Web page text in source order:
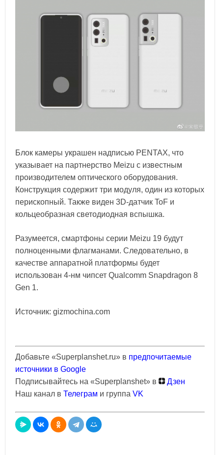
Блок камеры украшен надписью PENTAX, что
указывает на партнерство Meizu с известным
производителем оптического оборудования.
Конструкция содержит три модуля, один из которых
перископный. Также виден 3D-датчик ToF и
кольцеобразная светодиодная вспышка.
Разумеется, смартфоны серии Meizu 19 будут
полноценными флагманами. Следовательно, в
качестве аппаратной платформы будет
использован 4-нм чипсет Qualcomm Snapdragon 8
Gen 1.
Источник: gizmochina.com
Добавьте «Superplanshet.ru» в предпочитаемые
источники в Google
Подписывайтесь на «Superplanshet» в
Дзен
Наш канал в Телеграм и группа VK